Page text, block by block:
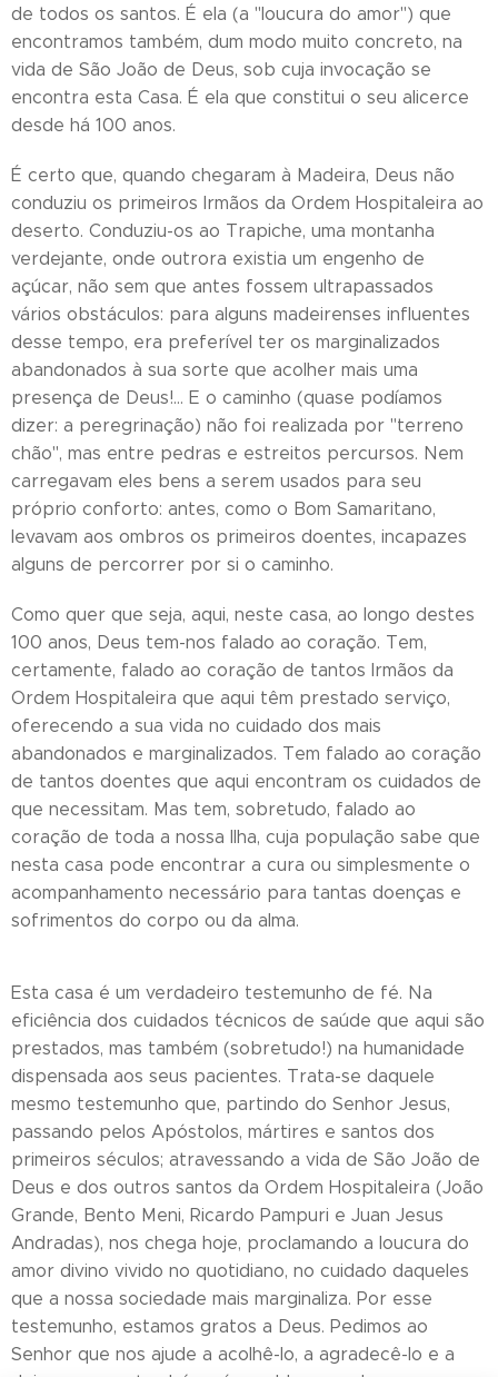
de todos os santos. É ela (a "loucura do amor") que
encontramos também, dum modo muito concreto, na
vida de São João de Deus, sob cuja invocação se
encontra esta Casa. É ela que constitui o seu alicerce
desde há 100 anos.
É certo que, quando chegaram à Madeira, Deus não
conduziu os primeiros Irmãos da Ordem Hospitaleira ao
deserto. Conduziu-os ao Trapiche, uma montanha
verdejante, onde outrora existia um engenho de
açúcar, não sem que antes fossem ultrapassados
vários obstáculos: para alguns madeirenses influentes
desse tempo, era preferível ter os marginalizados
abandonados à sua sorte que acolher mais uma
presença de Deus!… E o caminho (quase podíamos
dizer: a peregrinação) não foi realizada por "terreno
chão", mas entre pedras e estreitos percursos. Nem
carregavam eles bens a serem usados para seu
próprio conforto: antes, como o Bom Samaritano,
levavam aos ombros os primeiros doentes, incapazes
alguns de percorrer por si o caminho.
Como quer que seja, aqui, neste casa, ao longo destes
100 anos, Deus tem-nos falado ao coração. Tem,
certamente, falado ao coração de tantos Irmãos da
Ordem Hospitaleira que aqui têm prestado serviço,
oferecendo a sua vida no cuidado dos mais
abandonados e marginalizados. Tem falado ao coração
de tantos doentes que aqui encontram os cuidados de
que necessitam. Mas tem, sobretudo, falado ao
coração de toda a nossa Ilha, cuja população sabe que
nesta casa pode encontrar a cura ou simplesmente o
acompanhamento necessário para tantas doenças e
sofrimentos do corpo ou da alma.
Esta casa é um verdadeiro testemunho de fé. Na
eficiência dos cuidados técnicos de saúde que aqui são
prestados, mas também (sobretudo!) na humanidade
dispensada aos seus pacientes. Trata-se daquele
mesmo testemunho que, partindo do Senhor Jesus,
passando pelos Apóstolos, mártires e santos dos
primeiros séculos; atravessando a vida de São João de
Deus e dos outros santos da Ordem Hospitaleira (João
Grande, Bento Meni, Ricardo Pampuri e Juan Jesus
Andradas), nos chega hoje, proclamando a loucura do
amor divino vivido no quotidiano, no cuidado daqueles
que a nossa sociedade mais marginaliza. Por esse
testemunho, estamos gratos a Deus. Pedimos ao
Senhor que nos ajude a acolhê-lo, a agradecê-lo e a